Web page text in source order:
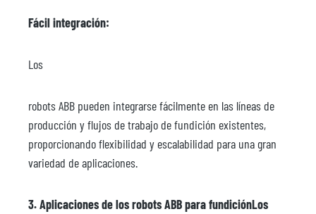
Fácil integración:
Los
robots ABB pueden integrarse fácilmente en las líneas de
producción y flujos de trabajo de fundición existentes,
proporcionando flexibilidad y escalabilidad para una gran
variedad de aplicaciones.
3. Aplicaciones de los robots ABB para fundiciónLos